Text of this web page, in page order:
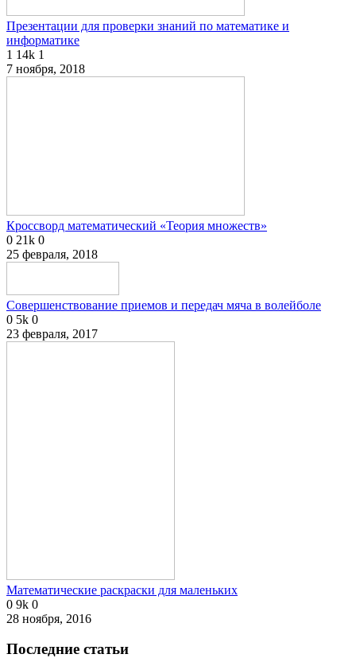
Презентации для проверки знаний по математике и
информатике
1 14k 1
7 ноября, 2018
Кроссворд математический «Теория множеств»
0 21k 0
25 февраля, 2018
Совершенствование приемов и передач мяча в волейболе
0 5k 0
23 февраля, 2017
Математические раскраски для маленьких
0 9k 0
28 ноября, 2016
Последние статьи